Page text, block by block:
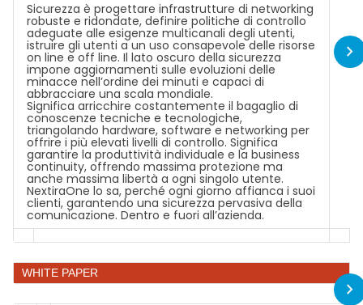
Sicurezza è progettare infrastrutture di networking
robuste e ridondate, definire politiche di controllo
adeguate alle esigenze multicanali degli utenti,
istruire gli utenti a un uso consapevole delle risorse
on line e off line. Il lato oscuro della sicurezza
impone aggiornamenti sulle evoluzioni delle
minacce nell’ordine dei minuti e capaci di
abbracciare una scala mondiale.
Significa arricchire costantemente il bagaglio di
conoscenze tecniche e tecnologiche,
triangolando hardware, software e networking per
offrire i più elevati livelli di controllo. Significa
garantire la produttività individuale e la business
continuity, offrendo massima protezione ma
anche massima libertà a ogni singolo utente.
NextiraOne lo sa, perché ogni giorno affianca i suoi
clienti, garantendo una sicurezza pervasiva della
comunicazione. Dentro e fuori all’azienda.
WHITE PAPER